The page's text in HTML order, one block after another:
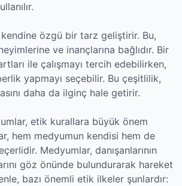
özgü bir tarz geliştirir. Bu,
ve inançlarına bağlıdır. Bir
ile çalışmayı tercih edebilirken,
yapmayı seçebilir. Bu çeşitlilik,
daha da ilginç hale getirir.
etik kurallara büyük önem
hem medyumun kendisi hem de
Medyumlar, danışanlarının
göz önünde bulundurarak hareket
bazı önemli etik ilkeler şunlardır: